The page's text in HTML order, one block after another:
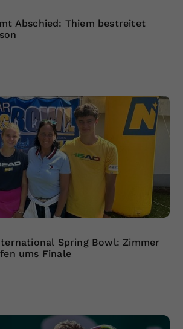
Abschied: Thiem bestreitet
Spring Bowl: Zimmer
ums Finale